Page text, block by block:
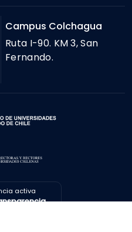
Campus Colchagua
Ruta I-90. KM 3, San
Fernando.
activa